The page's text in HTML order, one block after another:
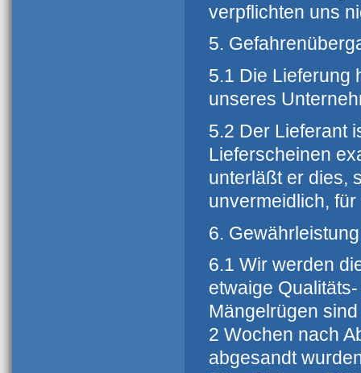
verpflichten uns
5.
5.1 Die Lieferung
unseres
5.2 Der Lieferant
Lieferscheinen
unterläßt er dies,
unvermeidlich,
6.
6.1 Wir werden
etwaige
Mängelrügen
2 Wochen nach
abgesandt